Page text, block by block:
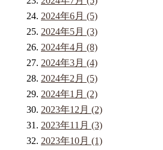
2024年6月 (5)
2024年5月 (3)
2024年4月 (8)
2024年3月 (4)
2024年2月 (5)
2024年1月 (2)
2023年12月 (2)
2023年11月 (3)
2023年10月 (1)